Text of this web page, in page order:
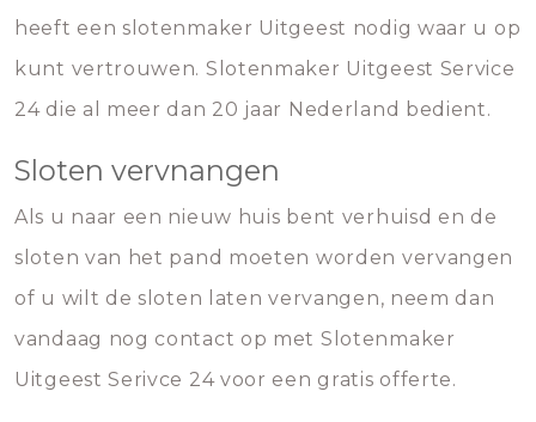
heeft een slotenmaker Uitgeest nodig waar u op
kunt vertrouwen. Slotenmaker Uitgeest Service
24 die al meer dan 20 jaar Nederland bedient.
Sloten vervnangen
Als u naar een nieuw huis bent verhuisd en de
sloten van het pand moeten worden vervangen
of u wilt de sloten laten vervangen, neem dan
vandaag nog contact op met Slotenmaker
Uitgeest Serivce 24 voor een gratis offerte.